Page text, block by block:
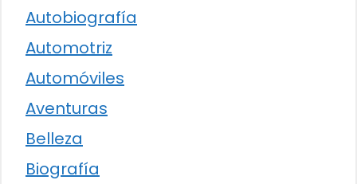
Autobiografía
Automotriz
Automóviles
Aventuras
Belleza
Biografía